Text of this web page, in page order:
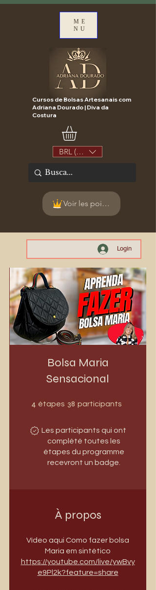
ME
NU
Cursos de Bolsas Artesanais com
Adriana Dourado | Diva da
Costura
BRL (R$)
Voir les points
Login
Bolsa Maria
Sensacional
4 étapes 4 étapes
38 participants
Les participants qui ont
complété toutes les
étapes du programme
recevront un badge.
À propos
Vídeo aqui Como fazer bolsa
https://youtube.com/live/ywBvy
e9Pl2k?feature=share